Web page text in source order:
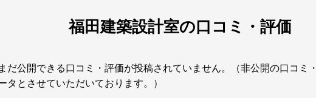
福田建築設計室の口コミ・評価
だ公開できる口コミ・評価が投稿されていません。（非公開の口コミ
タとさせていただいております。）